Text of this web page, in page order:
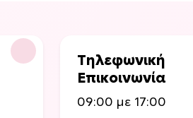
Τηλεφωνική
Επικοινωνία
09:00 με 17:00